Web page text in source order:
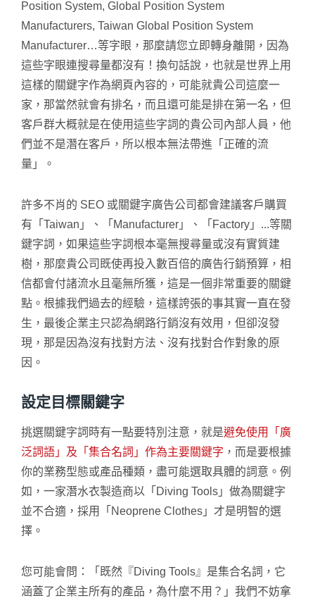
Position System, Global Position System
Manufacturers, Taiwan Global Position System
Manufacturer…等字眼，那麼請您立即轉身離開，因為
這些字眼連搜尋量都沒有！換句話說，也就是世界上用
這樣的關鍵字作為網頁內容的，可能就貴公司這麼一
家，那當然就會有排名，而且還可能是排在第一名，但
客戶群大概就是在使用這些字詞的貴公司內部人員，他
們並不是潛在客戶，所以根本無法帶進「正確的流
量」。
許多不肖的 SEO 或關鍵字廣告公司都會建議客戶購買
有「Taiwan」、「Manufacturer」、「Factory」...等關
鍵字詞，如果這些字詞根本毫無搜尋量或沒有實質建
樹，那麼貴公司既使再投入數百倍的廣告行銷預算，相
信都會付諸流水且毫無所獲，這是一個非常重要的關鍵
點。根據我們過去的經驗，這樣誇張的事其實一直在發
生，最後企業主只認為網路行銷沒有效用，但卻沒發
現，那是因為沒有找對方法、沒有找對合作對象的原
因。
設定目標關鍵字
挑選關鍵字詞時有一點要特別注意，就是避免使用「廣
泛詞語」及「集合名詞」作為主要關鍵字 ，而是要根據
你的業務型態或產品種類，盡可能選取具體的詞意。例
如，一家潛水衣製造商以「Diving Tools」做為關鍵字
並不合適，採用「Neoprene Clothes」才是明智的選
擇。
您可能會問：「既然『Diving Tools』是集合名詞，它
涵蓋了企業主所有的產品，為什麼不用？」我們不妨拿